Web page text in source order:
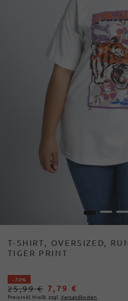
1 2 3
T-SHIRT, OVERSIZED,
TIGER PRINT
- 70%
25,99 € 7,79 €
Preis inkl. MwSt. zzgl. Versandkosten